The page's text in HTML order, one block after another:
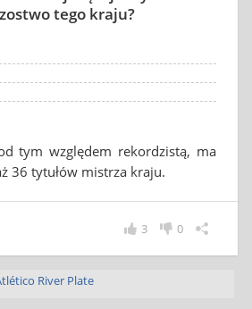
tego kraju?
tym względem rekordzistą, ma
36 tytułów mistrza kraju.
0
3
River Plate